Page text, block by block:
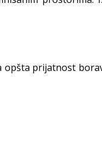
prijatnost